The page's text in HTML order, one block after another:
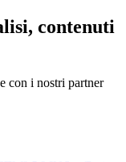
contenuti
con i nostri partner